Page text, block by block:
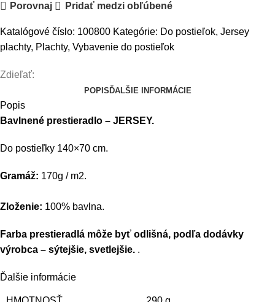
modrá
Porovnaj Pridať medzi obľúbené
Katalógové číslo: 100800 Kategórie: Do postieľok, Jersey
plachty, Plachty, Vybavenie do postieľok
Zdieľať:
POPIS ĎALŠIE INFORMÁCIE
Popis
Bavlnené prestieradlo – JERSEY.
Do postieľky 140×70 cm.
Gramáž: 170g / m2.
Zloženie: 100% bavlna.
Farba prestieradlá môže byť odlišná, podľa dodávky
výrobca – sýtejšie, svetlejšie. .
Ďalšie informácie